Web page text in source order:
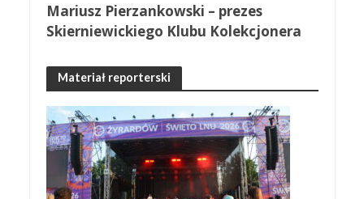
Mariusz Pierzankowski – prezes
Skierniewickiego Klubu Kolekcjonera
Materiał reporterski